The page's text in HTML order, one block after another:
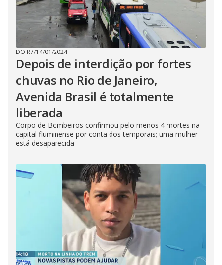
DO R7/14/01/2024
Depois de interdição por fortes
chuvas no Rio de Janeiro,
Avenida Brasil é totalmente
liberada
Corpo de Bombeiros confirmou pelo menos 4 mortes na
capital fluminense por conta dos temporais; uma mulher
está desaparecida